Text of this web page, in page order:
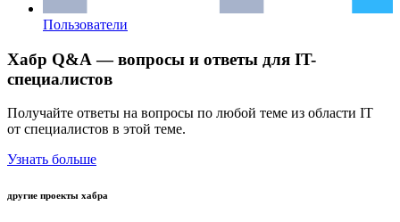
Пользователи
Хабр Q&A — вопросы и ответы для IT-
специалистов
Получайте ответы на вопросы по любой теме из области IT
от специалистов в этой теме.
Узнать больше
другие проекты хабра